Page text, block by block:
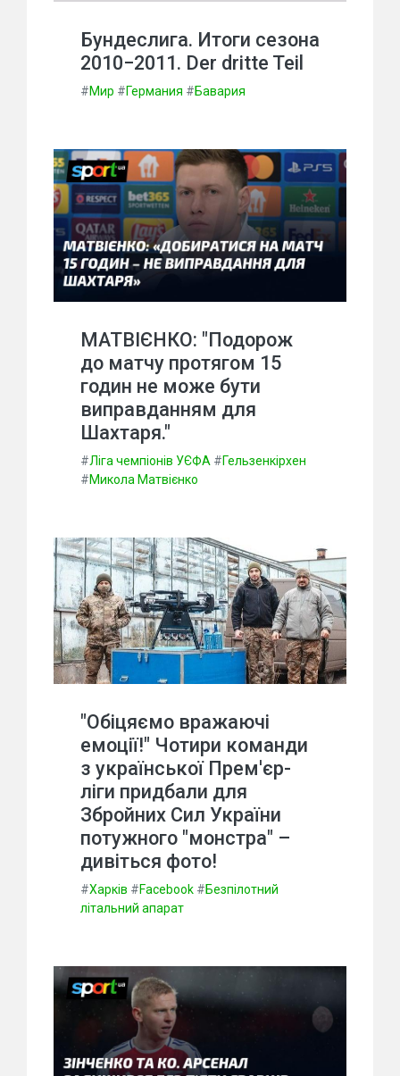
Бундеслига. Итоги сезона
2010−2011. Der dritte Teil
#Мир #Германия #Бавария
МАТВІЄНКО: "Подорож
до матчу протягом 15
годин не може бути
виправданням для
Шахтаря."
#Ліга чемпіонів УЄФА #Гельзенкірхен
#Микола Матвієнко
"Обіцяємо вражаючі
емоції!" Чотири команди
з української Прем'єр-
ліги придбали для
Збройних Сил України
потужного "монстра" –
дивіться фото!
#Харків #Facebook #Безпілотний
літальний апарат